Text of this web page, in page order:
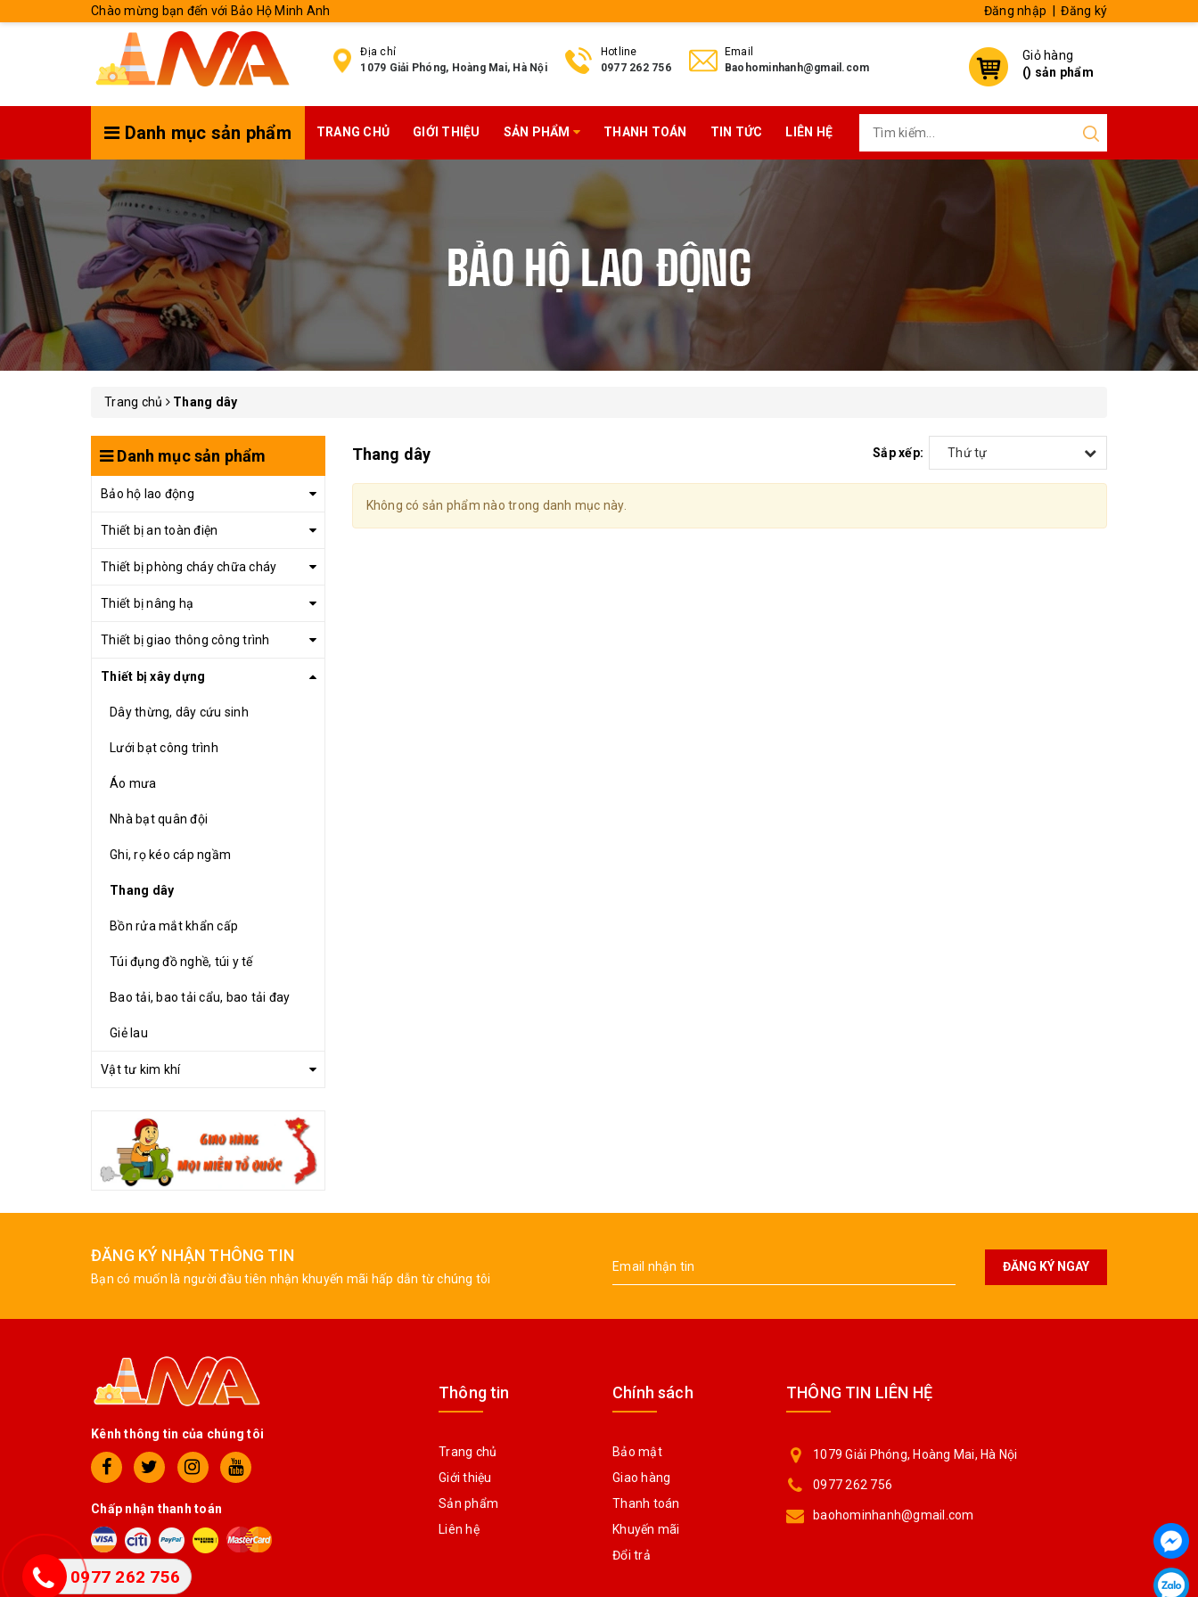
Chào mừng bạn đến với Bảo Hộ Minh Anh Đăng nhập Đăng ký
Địa chỉ
1079 Giải Phóng, Hoàng Mai, Hà Nội
Hotline
0977 262 756
Email
Baohominhanh@gmail.com
Giỏ hàng
() sản phẩm
Danh mục sản phẩm TRANG CHỦ GIỚI THIỆU SẢN PHẨM THANH TOÁN TIN TỨC LIÊN HỆ
Trang chủ Thang dây
Thang dây Sắp xếp: Thứ tự
Không có sản phẩm nào trong danh mục này.
Danh mục sản phẩm
Bảo hộ lao động
Thiết bị an toàn điện
Thiết bị phòng cháy chữa cháy
Thiết bị nâng hạ
Thiết bị giao thông công trình
Thiết bị xây dựng
Dây thừng, dây cứu sinh
Lưới bạt công trình
Áo mưa
Nhà bạt quân đội
Ghi, rọ kéo cáp ngầm
Thang dây
Bồn rửa mắt khẩn cấp
Túi đụng đồ nghề, túi y tế
Bao tải, bao tải cẩu, bao tải đay
Giẻ lau
Vật tư kim khí
ĐĂNG KÝ NHẬN THÔNG TIN
Bạn có muốn là người đầu tiên nhận khuyến mãi hấp dẫn từ chúng tôi
ĐĂNG KÝ NGAY
Kênh thông tin của chúng tôi
Chấp nhận thanh toán
Thông tin
Trang chủ
Giới thiệu
Sản phẩm
Liên hệ
Chính sách
Bảo mật
Giao hàng
Thanh toán
Khuyến mãi
Đổi trả
THÔNG TIN LIÊN HỆ
1079 Giải Phóng, Hoàng Mai, Hà Nội
0977 262 756
baohominhanh@gmail.com
0977 262 756